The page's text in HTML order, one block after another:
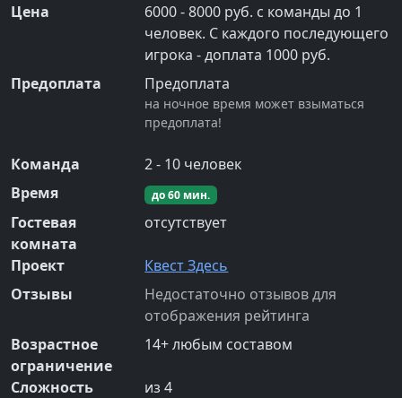
Цена
6000 - 8000 руб. с команды до 1
человек. С каждого последующего
игрока - доплата 1000 руб.
Предоплата
Предоплата
на ночное время может взыматься
предоплата!
Команда 2- 10 человек
Время
до60 мин.
Гостевая
комната
отсутствует
Проект
Квест Здесь
Отзывы
Недостаточно отзывов для
отображения рейтинга
Возрастное
ограничение
14+любым составом
Сложность из 4